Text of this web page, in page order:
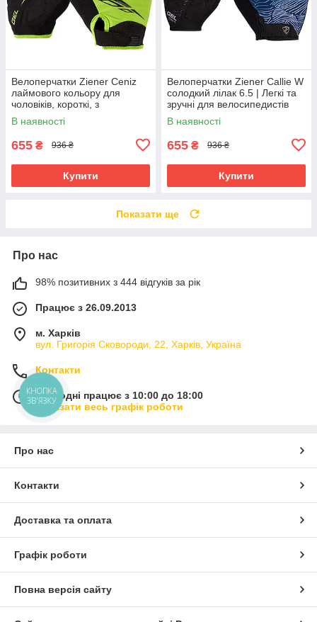
Велоперчатки Ziener Ceniz
лаймового кольору для
чоловіків, короткі, з
амортизуючими вставками та
гелевими подушечками
В наявності
655 ₴ 936 ₴
Купити
Велоперчатки Ziener Callie W
солодкий лілак 6.5 | Легкі та
зручні для велосипедистів
В наявності
655 ₴ 936 ₴
Купити
Показати ще
Про нас
98% позитивних з 444 відгуків за рік
Працює з 26.09.2013
м. Харків
вул. Григорія Сковороди, 22, Харків, Україна
Контакти
Сьогодні працює з 10:00 до 18:00
Показати весь графік роботи
Про нас
Контакти
Доставка та оплата
Графік роботи
Повна версія сайту
КНОПКА
ЗВ'ЯЗКУ